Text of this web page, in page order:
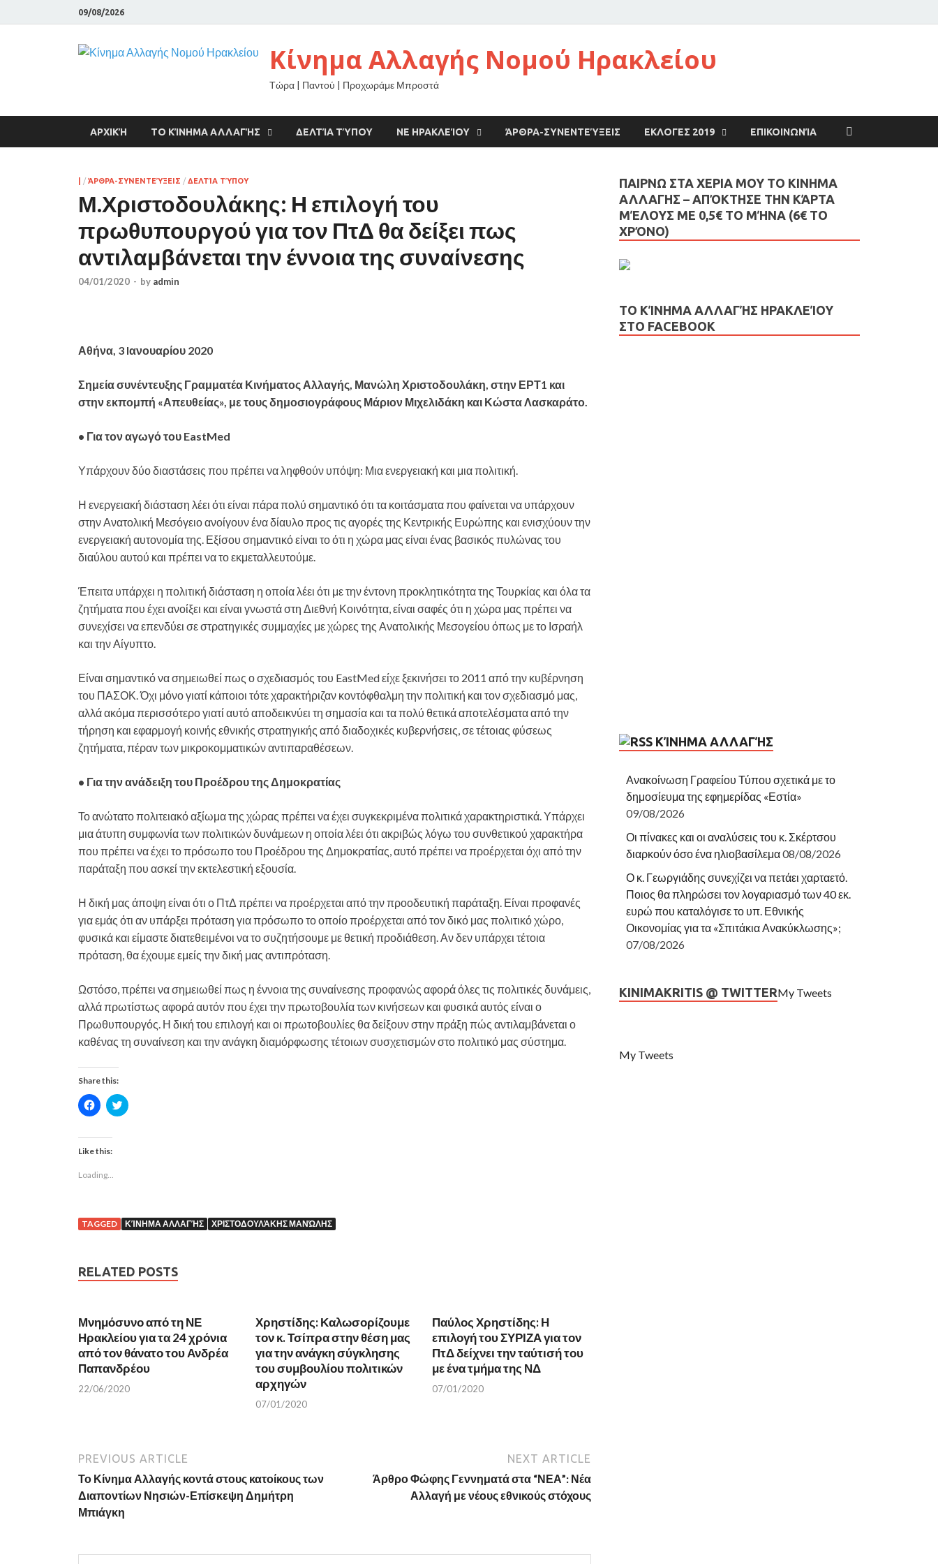
09/08/2026
Κίνημα Αλλαγής Νομού Ηρακλείου
Τώρα | Παντού | Προχωράμε Μπροστά
ΑΡΧΙΚΉ ΤΟ ΚΊΝΗΜΑ ΑΛΛΑΓΉΣ ΔΕΛΤΊΑ ΤΎΠΟΥ ΝΕ ΗΡΑΚΛΕΊΟΥ ΆΡΘΡΑ-ΣΥΝΕΝΤΕΎΞΕΙΣ ΕΚΛΟΓΕΣ 2019 ΕΠΙΚΟΙΝΩΝΊΑ
/ ΆΡΘΡΑ-ΣΥΝΕΝΤΕΎΞΕΙΣ / ΔΕΛΤΊΑ ΤΎΠΟΥ
Μ.Χριστοδουλάκης: Η επιλογή του
πρωθυπουργού για τον ΠτΔ θα δείξει πως
αντιλαμβάνεται την έννοια της συναίνεσης
04/01/2020 - by admin
Αθήνα, 3 Iανουαρίου 2020
Σημεία συνέντευξης Γραμματέα Κινήματος Αλλαγής, Μανώλη Χριστοδουλάκη, στην ΕΡΤ1 και
στην εκπομπή «Απευθείας», με τους δημοσιογράφους Μάριον Μιχελιδάκη και Κώστα Λασκαράτο.
• Για τον αγωγό του EastMed
Υπάρχουν δύο διαστάσεις που πρέπει να ληφθούν υπόψη: Μια ενεργειακή και μια πολιτική.
Η ενεργειακή διάσταση λέει ότι είναι πάρα πολύ σημαντικό ότι τα κοιτάσματα που φαίνεται να υπάρχουν
στην Ανατολική Μεσόγειο ανοίγουν ένα δίαυλο προς τις αγορές της Κεντρικής Ευρώπης και ενισχύουν την
ενεργειακή αυτονομία της. Εξίσου σημαντικό είναι το ότι η χώρα μας είναι ένας βασικός πυλώνας του
διαύλου αυτού και πρέπει να το εκμεταλλευτούμε.
Έπειτα υπάρχει η πολιτική διάσταση η οποία λέει ότι με την έντονη προκλητικότητα της Τουρκίας και όλα τα
ζητήματα που έχει ανοίξει και είναι γνωστά στη Διεθνή Κοινότητα, είναι σαφές ότι η χώρα μας πρέπει να
συνεχίσει να επενδύει σε στρατηγικές συμμαχίες με χώρες της Ανατολικής Μεσογείου όπως με το Ισραήλ
και την Αίγυπτο.
Είναι σημαντικό να σημειωθεί πως ο σχεδιασμός του EastMed είχε ξεκινήσει το 2011 από την κυβέρνηση
του ΠΑΣΟΚ. Όχι μόνο γιατί κάποιοι τότε χαρακτήριζαν κοντόφθαλμη την πολιτική και τον σχεδιασμό μας,
αλλά ακόμα περισσότερο γιατί αυτό αποδεικνύει τη σημασία και τα πολύ θετικά αποτελέσματα από την
τήρηση και εφαρμογή κοινής εθνικής στρατηγικής από διαδοχικές κυβερνήσεις, σε τέτοιας φύσεως
ζητήματα, πέραν των μικροκομματικών αντιπαραθέσεων.
• Για την ανάδειξη του Προέδρου της Δημοκρατίας
Το ανώτατο πολιτειακό αξίωμα της χώρας πρέπει να έχει συγκεκριμένα πολιτικά χαρακτηριστικά. Υπάρχει
μια άτυπη συμφωνία των πολιτικών δυνάμεων η οποία λέει ότι ακριβώς λόγω του συνθετικού χαρακτήρα
που πρέπει να έχει το πρόσωπο του Προέδρου της Δημοκρατίας, αυτό πρέπει να προέρχεται όχι από την
παράταξη που ασκεί την εκτελεστική εξουσία.
Η δική μας άποψη είναι ότι ο ΠτΔ πρέπει να προέρχεται από την προοδευτική παράταξη. Είναι προφανές
για εμάς ότι αν υπάρξει πρόταση για πρόσωπο το οποίο προέρχεται από τον δικό μας πολιτικό χώρο,
φυσικά και είμαστε διατεθειμένοι να το συζητήσουμε με θετική προδιάθεση. Αν δεν υπάρχει τέτοια
πρόταση, θα έχουμε εμείς την δική μας αντιπρόταση.
Ωστόσο, πρέπει να σημειωθεί πως η έννοια της συναίνεσης προφανώς αφορά όλες τις πολιτικές δυνάμεις,
αλλά πρωτίστως αφορά αυτόν που έχει την πρωτοβουλία των κινήσεων και φυσικά αυτός είναι ο
Πρωθυπουργός. Η δική του επιλογή και οι πρωτοβουλίες θα δείξουν στην πράξη πώς αντιλαμβάνεται ο
καθένας τη συναίνεση και την ανάγκη διαμόρφωσης τέτοιων συσχετισμών στο πολιτικό μας σύστημα.
Share this:
C
l
k
t
o
h
n
F
b
o
o
p
e
n
s
i
n
n
e
w
)
C
l
n
T
t
e
r
e
n
s
i
n
n
e
w
w
Like this:
Loading...
TAGGED ΚΊΝΗΜΑ ΑΛΛΑΓΉΣ ΧΡΙΣΤΟΔΟΥΛΆΚΗΣ ΜΑΝΏΛΗΣ
RELATED POSTS
Μνημόσυνο από τη ΝΕ
Ηρακλείου για τα 24 χρόνια
από τον θάνατο του Ανδρέα
Παπανδρέου
22/06/2020
Χρηστίδης: Καλωσορίζουμε
τον κ. Τσίπρα στην θέση μας
για την ανάγκη σύγκλησης
του συμβουλίου πολιτικών
αρχηγών
07/01/2020
Παύλος Χρηστίδης: Η
επιλογή του ΣΥΡΙΖΑ για τον
ΠτΔ δείχνει την ταύτισή του
με ένα τμήμα της ΝΔ
07/01/2020
PREVIOUS ARTICLE
Το Κίνημα Αλλαγής κοντά στους κατοίκους των
Διαποντίων Νησιών-Επίσκεψη Δημήτρη
Μπιάγκη
NEXT ARTICLE
Άρθρο Φώφης Γεννηματά στα “ΝΕΑ”: Νέα
Αλλαγή με νέους εθνικούς στόχους
ΠΑΙΡΝΩ ΣΤΑ ΧΕΡΙΑ ΜΟΥ ΤΟ ΚΙΝΗΜΑ
ΑΛΛΑΓΗΣ – AΠΌΚΤΗΣΕ ΤΗΝ ΚΆΡΤΑ
ΜΈΛΟΥΣ ΜΕ 0,5€ ΤΟ ΜΉΝΑ (6€ ΤΟ
ΧΡΌΝΟ)
ΤΟ ΚΊΝΗΜΑ ΑΛΛΑΓΉΣ ΗΡΑΚΛΕΊΟΥ
ΣΤΟ FACEBOOK
ΚΊΝΗΜΑ ΑΛΛΑΓΉΣ
Ανακοίνωση Γραφείου Τύπου σχετικά με το
δημοσίευμα της εφημερίδας «Εστία»
09/08/2026
Οι πίνακες και οι αναλύσεις του κ. Σκέρτσου
διαρκούν όσο ένα ηλιοβασίλεμα08/08/2026
Ο κ. Γεωργιάδης συνεχίζει να πετάει χαρταετό.
Ποιος θα πληρώσει τον λογαριασμό των 40 εκ.
ευρώ που καταλόγισε το υπ. Εθνικής
Οικονομίας για τα «Σπιτάκια Ανακύκλωσης»;
07/08/2026
KINIMAKRITIS @ TWITTERMy Tweets
My Tweets